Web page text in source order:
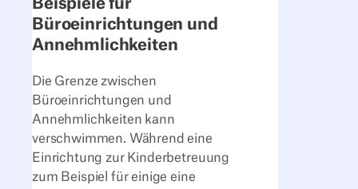
Beispiele für
Büroeinrichtungen und
Annehmlichkeiten
Die Grenze zwischen
Büroeinrichtungen und
Annehmlichkeiten kann
verschwimmen. Während eine
Einrichtung zur Kinderbetreuung
zum Beispiel für einige eine